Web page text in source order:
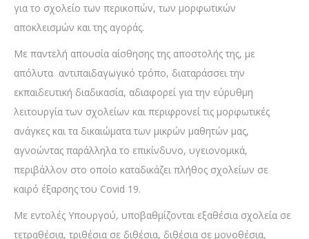
για το σχολείο των περικοπών, των μορφωτικών
αποκλεισμών και της αγοράς.
Με παντελή απουσία αίσθησης της αποστολής της, με
απόλυτα αντιπαιδαγωγικό τρόπο, διαταράσσει την
εκπαιδευτική διαδικασία, αδιαφορεί για την εύρυθμη
λειτουργία των σχολείων και περιφρονεί τις μορφωτικές
ανάγκες και τα δικαιώματα των μικρών μαθητών μας,
αγνοώντας παράλληλα το επικίνδυνο, υγειονομικά,
περιβάλλον στο οποίο καταδικάζει πλήθος σχολείων σε
καιρό έξαρσης του Covid 19.
Με εντολές Υπουργού, υποβαθμίζονται εξαθέσια σχολεία σε
τετραθέσια, τριθέσια σε διθέσια, διθέσια σε μονοθέσια,